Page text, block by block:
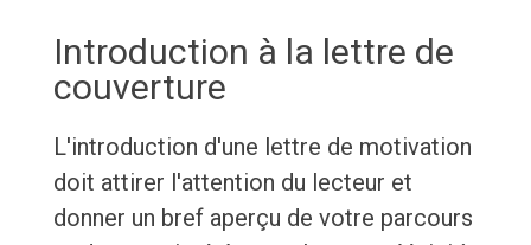
Introduction à la lettre de
couverture
L'introduction d'une lettre de motivation
doit attirer l'attention du lecteur et
donner un bref aperçu de votre parcours